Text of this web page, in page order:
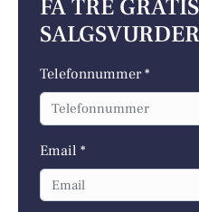
FÅ TRE GRATIS
Telefonnummer *
Email *